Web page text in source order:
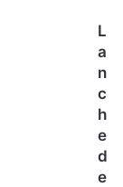
L
a
n
c
h
e
d
e